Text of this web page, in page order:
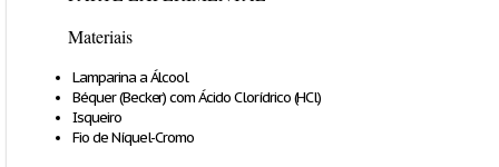
Materiais
Lamparina a Álcool
Béquer (Becker) com Ácido Clorídrico (HCl)
Isqueiro
Fio de Níquel-Cromo